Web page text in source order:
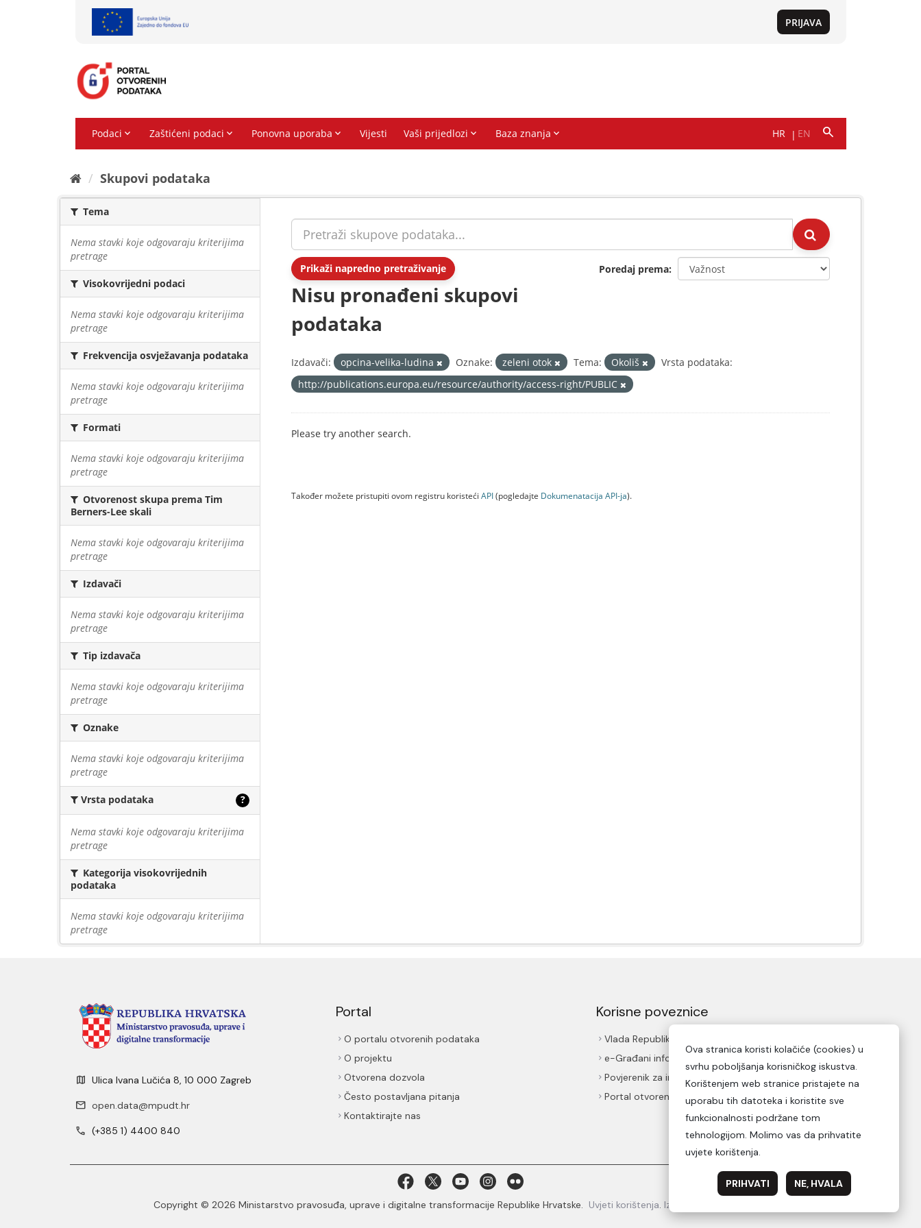
Skupovi podаtаkа
Tema
Nema stavki koje odgovaraju kriterijima
pretrage
Visokovrijedni podaci
Nema stavki koje odgovaraju kriterijima
pretrage
Frekvencija osvježavanja podataka
Nema stavki koje odgovaraju kriterijima
pretrage
Formati
Nema stavki koje odgovaraju kriterijima
pretrage
Otvorenost skupa prema Tim
Berners-Lee skali
Nema stavki koje odgovaraju kriterijima
pretrage
Izdavači
Nema stavki koje odgovaraju kriterijima
pretrage
Tip izdavača
Nema stavki koje odgovaraju kriterijima
pretrage
Oznake
Nema stavki koje odgovaraju kriterijima
pretrage
Vrsta podataka ?
Nema stavki koje odgovaraju kriterijima
pretrage
Kategorija visokovrijednih
podataka
Nema stavki koje odgovaraju kriterijima
pretrage
Prikaži napredno pretraživanje Poredaj prema
Nisu pronađeni skupovi
podataka
Izdavači: opcina-velika-ludina Oznake: zeleni otok Tema: Okoliš
Vrsta podataka:
http://publications.europa.eu/resource/authority/access-right/PUBLIC
Please try another search.
Također možete pristupiti ovom registru koristeći API(pogledajte Dokumenаtаcijа API-jа).